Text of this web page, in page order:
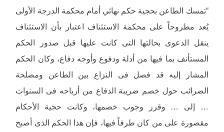
“تمسك الطاعن بحجية حكم نهائي أمام محكمة الدرجة الأولى
يُعد مطروحاً على محكمة الاستئناف اعتبار بأن الاستئناف
ينقل الدعوى بحالتها التى كانت عليها قبل صدور الحكم
المستأنف بما فيها من أدلة ودفوع وأوجه دفاع، وكان الحكم
المشار إليه قد فصل فى النزاع بين الطاعن ومصلحة
الضرائب حول خصم ضريبة الدفاع من أرباحه فى السنوات
… إلى … وقرر وجوب خصمها، وكانت حجية الأحكام
مقصورة على من كان طرفاً فيها، فإن هذا الحكم الذى أصبح